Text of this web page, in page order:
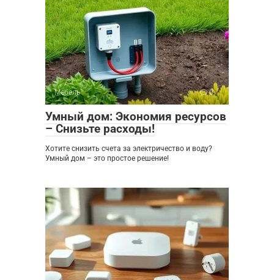
Мебель 0
Умный дом: Экономия ресурсов
– Снизьте расходы!
Хотите снизить счета за электричество и воду?
Умный дом – это простое решение!